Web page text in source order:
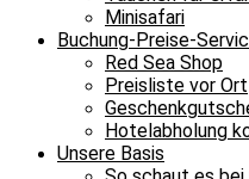
Minisafari
Buchung-Preise-
Red Sea Shop
Preisliste vor Ort
Hotelabholung
Unsere Basis